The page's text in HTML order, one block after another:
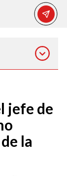
jefe de
la